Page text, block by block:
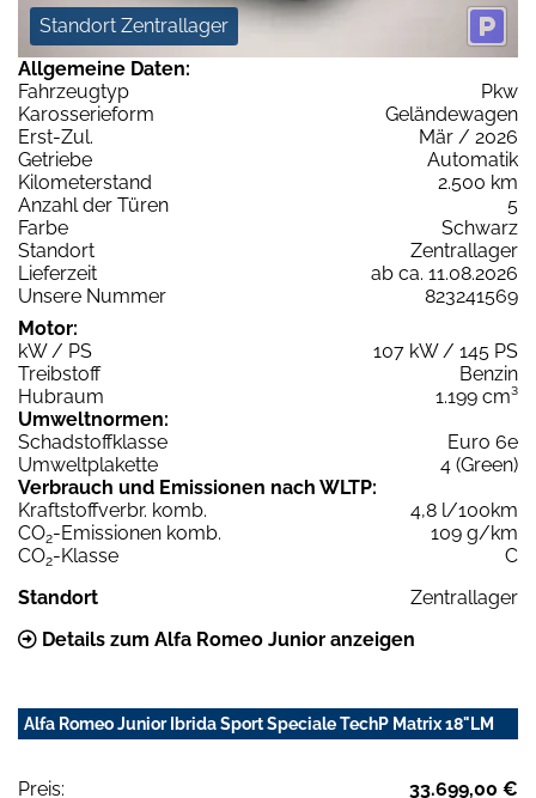
Standort Zentrallager
Allgemeine Daten:
Fahrzeugtyp
Pkw
Karosserieform
Geländewagen
Erst-Zul.
Mär / 2026
Getriebe
Automatik
Kilometerstand
2.500 km
Anzahl der Türen
5
Farbe
Schwarz
Standort
Zentrallager
Lieferzeit
ab ca. 11.08.2026
Unsere Nummer
823241569
Motor:
kW / PS
107 kW / 145 PS
Treibstoff
Benzin
Hubraum
1.199 cm³
Umweltnormen:
Schadstoffklasse
Euro 6e
Umweltplakette
4 (Green)
Verbrauch und Emissionen nach WLTP:
Kraftstoffverbr. komb.
4,8 l/100km
CO2-Emissionen komb.
109 g/km
CO2-Klasse
C
Standort
Zentrallager
Details zum Alfa Romeo Junior anzeigen
Alfa Romeo Junior Ibrida Sport Speciale TechP Matrix 18"LM
Preis:
33.699,00 €